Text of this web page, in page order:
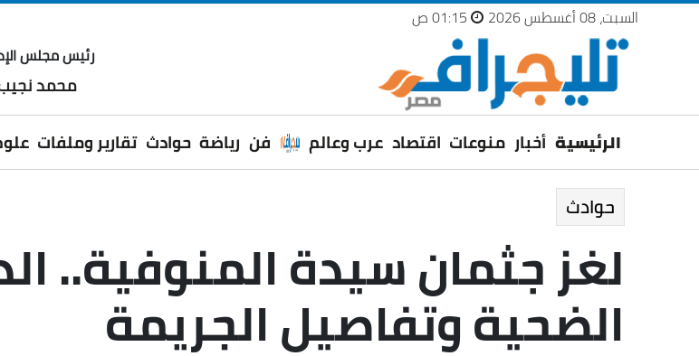
السبت، 08 أغسطس 2026
رئيس مجلس
محمد
الرئيسية أخبار منوعات اقتصاد عرب وعالم فن رياضة حوادث تقارير وملفات
حوادث
لغز جثمان سيدة المنوفية..
الضحية وتفاصيل الجريمة